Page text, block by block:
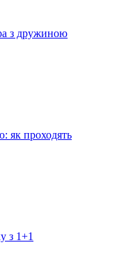
з дружиною
як проходять
з 1+1